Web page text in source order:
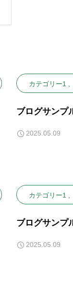
カテゴリー1
ブログサンプ
2025.05.09
カテゴリー1
ブログサンプ
2025.05.09